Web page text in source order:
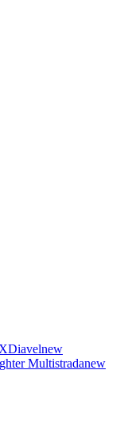
XDiavelnew
Multistradanew